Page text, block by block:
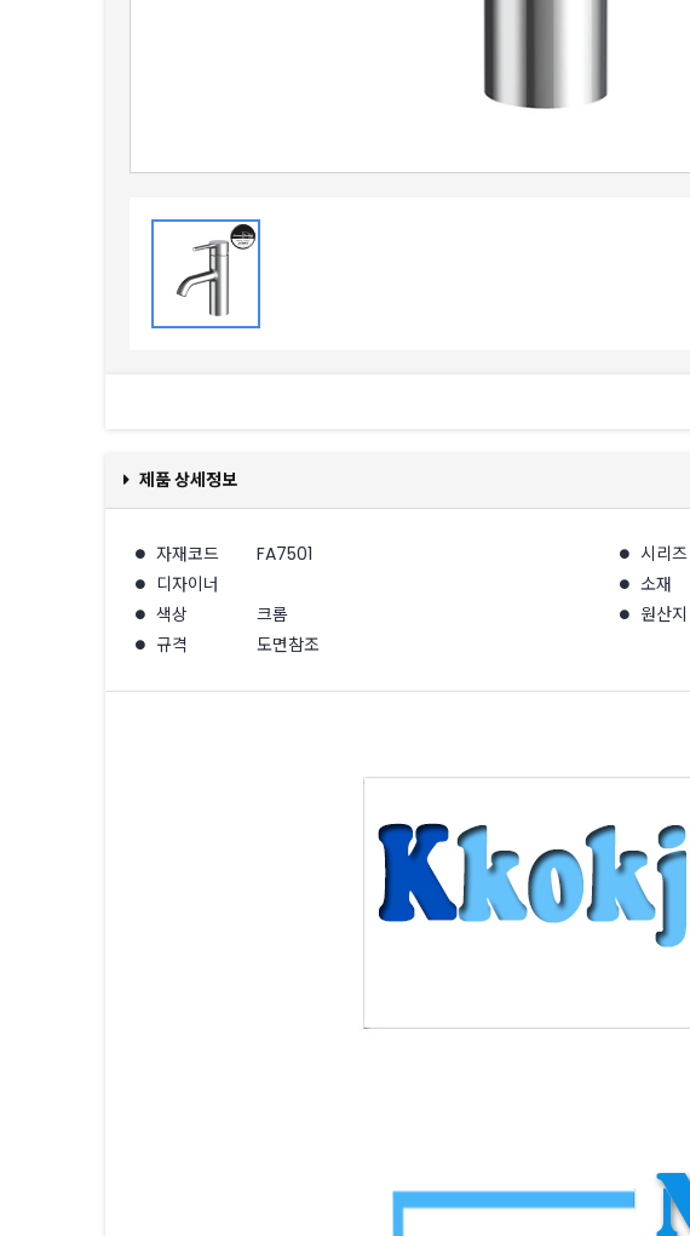
제품 상세정보
자재코드 FA7501 시리즈
디자이너
소재
색상
크롬 원산지
규격
도면참조